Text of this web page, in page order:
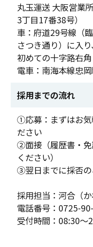
丸玉運送 大阪営業
3丁目17番38号）
車：府道29号線（
さつき通り）に入
初めての十字路右角
電車：南海本線忠
採用までの流れ
①応募：まずはお気
ださい
②面接（履歴書・
ください）
③翌日までに採否の
採用担当：河合（か
電話番号：0725-
受付時間：08:30～